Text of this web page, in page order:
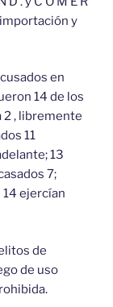
importación y
en
14 de los
2 , libremente
11
13
7;
14 ejercían
de
de uso